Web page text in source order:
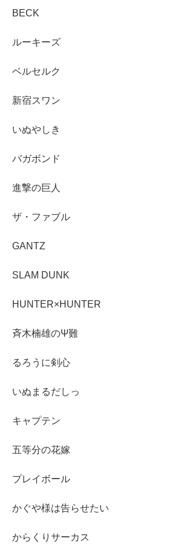
BECK
ルーキーズ
ベルセルク
新宿スワン
いぬやしき
バガボンド
進撃の巨人
ザ・ファブル
GANTZ
SLAM DUNK
HUNTER×HUNTER
斉木楠雄のΨ難
るろうに剣心
いぬまるだしっ
キャプテン
五等分の花嫁
プレイボール
かぐや様は告らせたい
からくりサーカス